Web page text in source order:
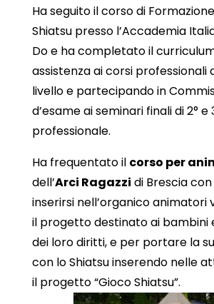
Ha seguito il corso di
Shiatsu presso l’Accademia
Do e ha completato il
assistenza ai corsi professionali
livello e partecipando in
d’esame ai seminari finali di 2°
professionale.
Ha frequentato il corso per
dell’Arci Ragazzi di Brescia
inserirsi nell’organico animatori
il progetto destinato ai bambini
dei loro diritti, e per portare la
con lo Shiatsu inserendo nelle
il progetto “Gioco Shiatsu”.